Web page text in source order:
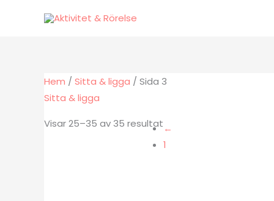
Hem / Sitta & ligga / Sida 3
Sitta & ligga
Visar 25–35 av 35 resultat←
1